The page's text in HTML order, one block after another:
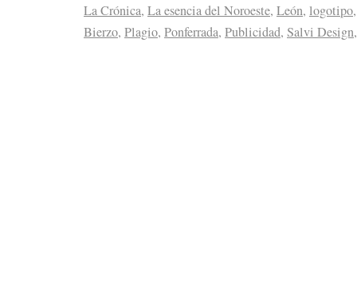
La Crónica, La esencia del Noroeste, León, logotipo
Bierzo, Plagio, Ponferrada, Publicidad, Salvi Design